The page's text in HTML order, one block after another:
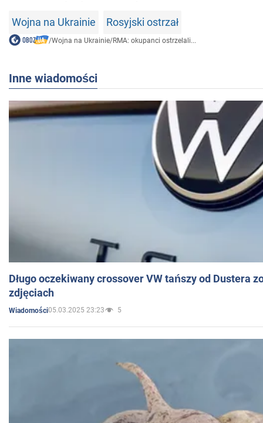
Wojna na Ukrainie Rosyjski ostrzał
/Wojna na Ukrainie/RMA: okupanci ostrzelali...
Inne wiadomości
Długo oczekiwany crossover VW tańszy od Dustera
zdjęciach
Wiadomości05.03.2025 23:23 5